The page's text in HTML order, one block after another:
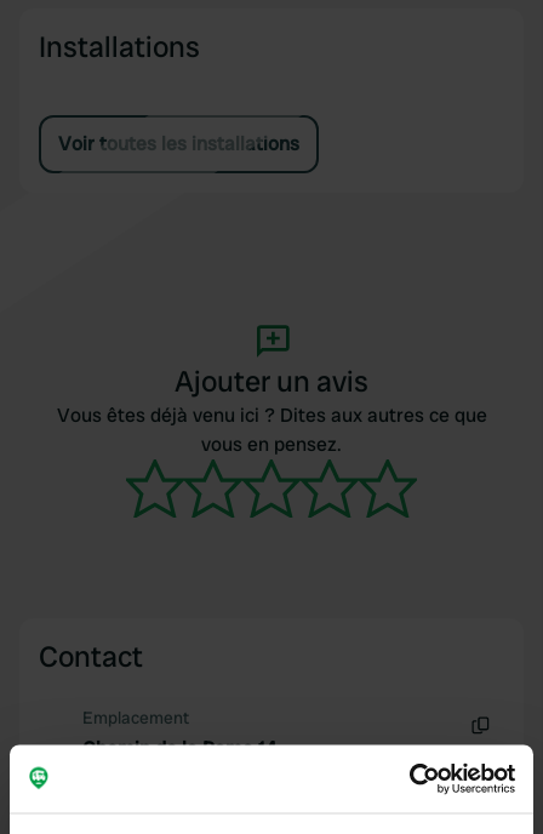
Installations
Voir toutes les installations
Ajouter un avis
Vous êtes déjà venu ici ? Dites aux autres ce que
vous en pensez.
Contact
Emplacement
Chemin de la Rama 14
38460, Siccieu-Saint-Julien-et-Carisieu,
Copie